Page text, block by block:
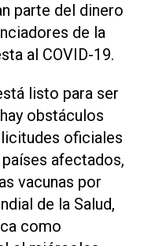
parte del dinero
de la
al COVID-19.
listo para ser
obstáculos
oficiales
afectados,
vacunas por
de la Salud,
como